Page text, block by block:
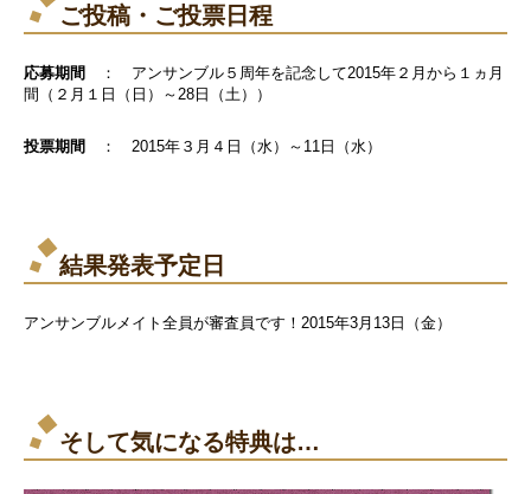
ご投稿・ご投票日程
応募期間
： アンサンブル５周年を記念して2015年２月から１ヵ月
間（２月１日（日）～28日（土））
投票期間 ： 2015年３月４日（水）～11日（水）
結果発表予定日
アンサンブルメイト全員が審査員です！2015年3月13日（金）
そして気になる特典は…